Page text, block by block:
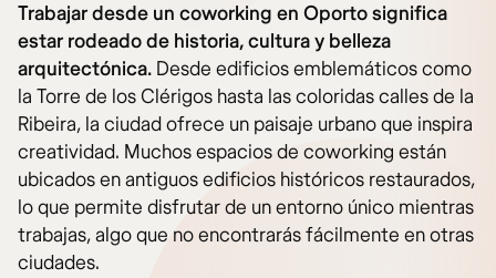
Trabajar desde un coworking en Oporto significa
estar rodeado de historia, cultura y belleza
arquitectónica. Desde edificios emblemáticos como
la Torre de los Clérigos hasta las coloridas calles de la
Ribeira, la ciudad ofrece un paisaje urbano que inspira
creatividad. Muchos espacios de coworking están
ubicados en antiguos edificios históricos restaurados,
lo que permite disfrutar de un entorno único mientras
trabajas, algo que no encontrarás fácilmente en otras
ciudades.